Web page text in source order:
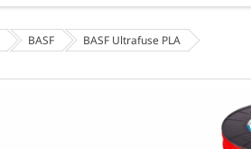
BASF BASF Ultrafuse PLA